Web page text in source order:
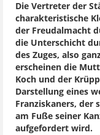
Die Vertreter der
charakteristische
der Freudalmacht
die Unterschicht
des Zuges, also
erscheinen die
Koch und der
Darstellung eines
Franziskaners, der
am Fuße seiner
aufgefordert wird.